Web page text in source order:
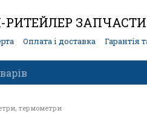
Оплата і доставка Гарантія
термометри